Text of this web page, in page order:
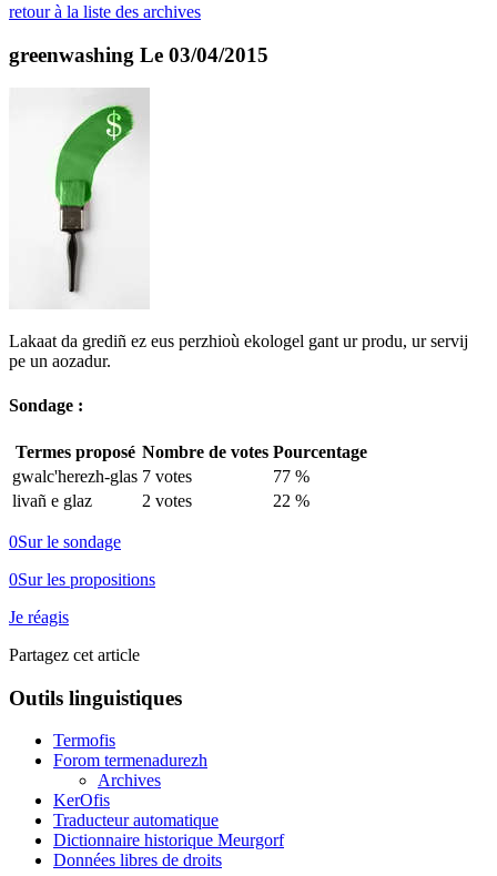
retour à la liste des archives
greenwashing Le 03/04/2015
Lakaat da grediñ ez eus perzhioù ekologel gant ur produ, ur servij
pe un aozadur.
Sondage :
Termes proposé Nombre de votes Pourcentage
gwalc'herezh-glas 7 votes
77 %
livañ e glaz
2 votes 22 %
0Sur le sondage
0Sur les propositions
Je réagis
Partagez cet article
Outils linguistiques
Termofis
Forom termenadurezh
Archives
KerOfis
Traducteur automatique
Dictionnaire historique Meurgorf
Données libres de droits